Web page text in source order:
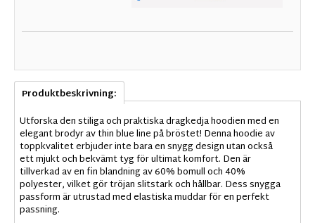
Produktbeskrivning:
Utforska den stiliga och praktiska dragkedja hoodien med en
elegant brodyr av thin blue line på bröstet! Denna hoodie av
toppkvalitet erbjuder inte bara en snygg design utan också
ett mjukt och bekvämt tyg för ultimat komfort. Den är
tillverkad av en fin blandning av 60% bomull och 40%
polyester, vilket gör tröjan slitstark och hållbar. Dess snygga
passform är utrustad med elastiska muddar för en perfekt
passning.